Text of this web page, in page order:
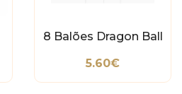
8 Balões Dragon Ball
5.60€